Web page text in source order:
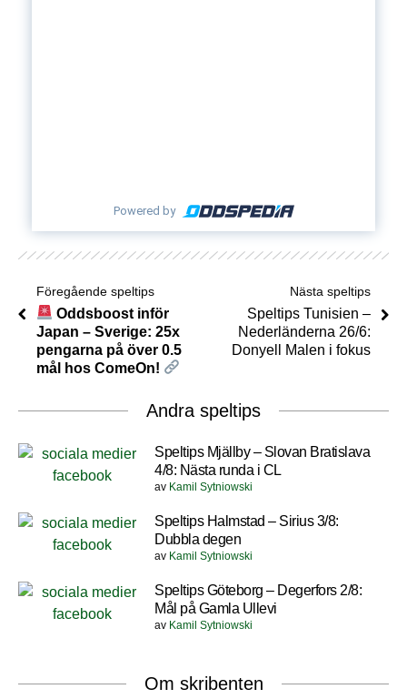
Powered by
Föregående speltips
Oddsboost inför
Japan – Sverige: 25x
pengarna på över 0.5
mål hos ComeOn!
Nästa speltips
Speltips Tunisien –
Nederländerna 26/6:
Donyell Malen i fokus
Andra speltips
Speltips Mjällby – Slovan Bratislava
4/8: Nästa runda i CL
av Kamil Sytniowski
Speltips Halmstad – Sirius 3/8:
Dubbla degen
av Kamil Sytniowski
Speltips Göteborg – Degerfors 2/8:
Mål på Gamla Ullevi
av Kamil Sytniowski
Om skribenten